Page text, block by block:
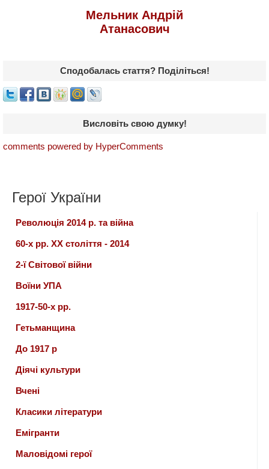
Мельник Андрій
Атанасович
Сподобалась стаття? Поділіться!
Висловіть свою думку!
comments powered by HyperComments
Герої України
Революція 2014 р. та війна
60-х рр. ХХ століття - 2014
2-ї Світової війни
Воїни УПА
1917-50-х рр.
Гетьманщина
До 1917 р
Діячі культури
Вчені
Класики літератури
Емігранти
Маловідомі герої